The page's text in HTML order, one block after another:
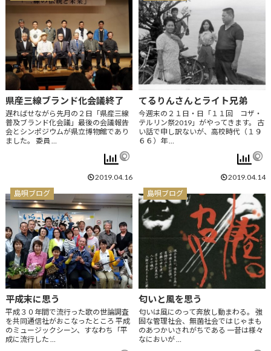
県産三線ブランド化会議終了
遅ればせながら先月の２日「県産三線
普及ブランド化会議」最後の会議報告
会とシンポジウムが県立博物館であり
ました。 委員 …
2019.04.16
てるりんさんとライト兄弟
今週末の２１日・日「１１回 コザ・
テルリン祭2019」がやってきます。 古
い話で申し訳ないが、高校時代（１９
６６）年 …
2019.04.14
島唄ブログ
平成末に思う
平成３０年間で流行った歌の世論調査
を共同通信社がおこなったところ 平成
のミュージックシーン、すなわち「平
成に流行した …
島唄ブログ
匂いと風を思う
匂いは風にのって奔放し動まわる。 強
固な管理社会、無菌社会ではじゃまも
のあつかいされがちである 一昔は様々
なにおいが …